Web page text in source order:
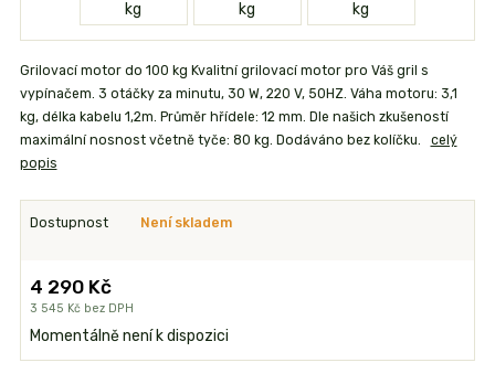
Grilovací motor do 100 kg Kvalitní grilovací motor pro Váš gril s
vypínačem. 3 otáčky za minutu, 30 W, 220 V, 50HZ. Váha motoru: 3,1
kg, délka kabelu 1,2m. Průměr hřídele: 12 mm. Dle našich zkušeností
maximální nosnost včetně tyče: 80 kg. Dodáváno bez kolíčku. celý
popis
Dostupnost Není skladem
4 290 Kč
3 545 Kč bez DPH
Momentálně není k dispozici